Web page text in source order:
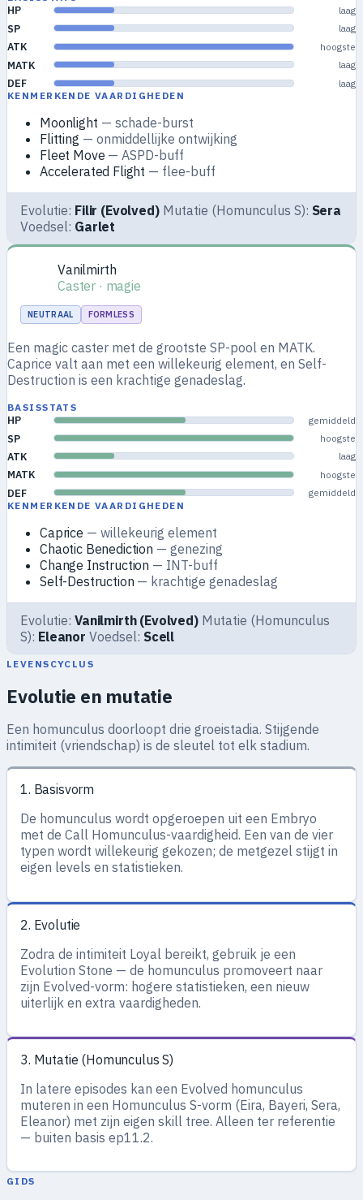
HP laag
SP laag
ATK hoogste
MATK laag
DEF
laag
KENMERKENDE VAARDIGHEDEN
Moonlight — schade-burst
Flitting — onmiddellijke ontwijking
Fleet Move — ASPD-buff
Accelerated Flight — flee-buff
Evolutie: Filir (Evolved) Mutatie (Homunculus S): Sera
Voedsel: Garlet
Vanilmirth
Caster · magie
NEUTRAAL FORMLESS
Een magic caster met de grootste SP-pool en MATK.
Caprice valt aan met een willekeurig element, en Self-
Destruction is een krachtige genadeslag.
BASISSTATS
HP gemiddeld
SP hoogste
ATK laag
MATK hoogste
DEF
gemiddeld
KENMERKENDE VAARDIGHEDEN
Caprice — willekeurig element
Chaotic Benediction — genezing
Change Instruction — INT-buff
Self-Destruction — krachtige genadeslag
Evolutie: Vanilmirth (Evolved) Mutatie (Homunculus
S): Eleanor Voedsel: Scell
LEVENSCYCLUS
Evolutie en mutatie
Een homunculus doorloopt drie groeistadia. Stijgende
intimiteit (vriendschap) is de sleutel tot elk stadium.
1. Basisvorm
De homunculus wordt opgeroepen uit een Embryo
met de Call Homunculus-vaardigheid. Een van de vier
typen wordt willekeurig gekozen; de metgezel stijgt in
eigen levels en statistieken.
2. Evolutie
Zodra de intimiteit Loyal bereikt, gebruik je een
Evolution Stone — de homunculus promoveert naar
zijn Evolved-vorm: hogere statistieken, een nieuw
uiterlijk en extra vaardigheden.
3. Mutatie (Homunculus S)
In latere episodes kan een Evolved homunculus
muteren in een Homunculus S-vorm (Eira, Bayeri, Sera,
Eleanor) met zijn eigen skill tree. Alleen ter referentie
— buiten basis ep11.2.
GIDS